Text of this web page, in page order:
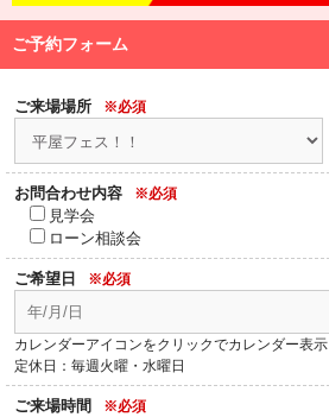
ご予約フォーム
ご来場場所 ※必須
お問合わせ内容 ※必須
見学会
ローン相談会
ご希望日 ※必須
カレンダーアイコンをクリックでカレンダー表示
定休日：毎週火曜・水曜日
ご来場時間 ※必須